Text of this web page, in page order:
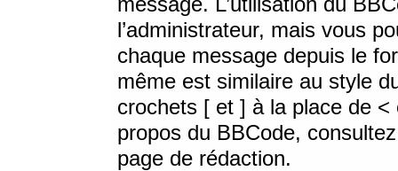
l’administrateur, mais vous
chaque message depuis le
même est similaire au style
crochets [ et ] à la place de <
propos du BBCode,
page de rédaction.